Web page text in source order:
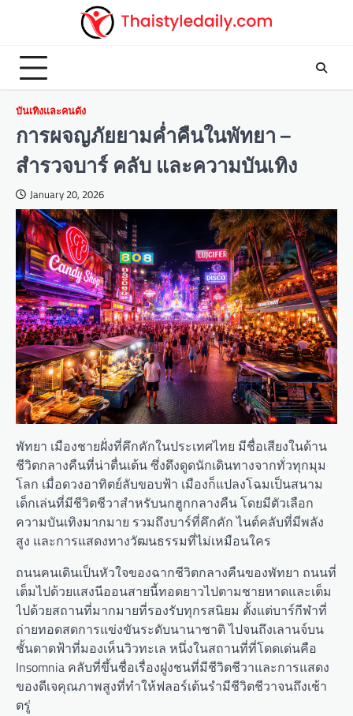
บันเทิงและคนดัง
การผจญภัยยามค่ำคืนในพัทยา –
สำรวจบาร์ คลับ และความบันเทิง
January 20, 2026
พัทยา เมืองชายฝั่งที่คึกคักในประเทศไทย มีชื่อเสียงในด้าน
ชีวิตกลางคืนที่น่าตื่นเต้น ซึ่งดึงดูดนักเดินทางจากทั่วทุกมุม
โลก เมื่อดวงอาทิตย์ลับขอบฟ้า เมืองก็แปลงโฉมเป็นสนาม
เด็กเล่นที่มีชีวิตชีวาสำหรับนกฮูกกลางคืน โดยมีตัวเลือก
ความบันเทิงมากมาย รวมถึงบาร์ที่คึกคัก ไนต์คลับที่มีพลัง
สูง และการแสดงทางวัฒนธรรมที่ไม่เหมือนใคร
ถนนคนเดินเป็นหัวใจของฉากชีวิตกลางคืนของพัทยา ถนนที่
เต็มไปด้วยแสงนีออนสายนี้ทอดยาวไปตามชายหาดและเต็ม
ไปด้วยสถานที่มากมายที่รองรับทุกรสนิยม ตั้งแต่บาร์กีฬาที่
ถ่ายทอดสดการแข่งขันระดับนานาชาติ ไปจนถึงเลานจ์บน
ชั้นดาดฟ้าที่มองเห็นวิวทะเล หนึ่งในสถานที่ที่โดดเด่นคือ
Insomnia คลับที่ขึ้นชื่อเรื่องฝูงชนที่มีชีวิตชีวาและการแสดง
ของดีเจคุณภาพสูงที่ทำให้ฟลอร์เต้นรำมีชีวิตชีวาจนถึงเช้า
ตรู่